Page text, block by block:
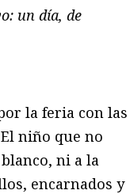
un día, de
la feria con las
niño que no
ni a la
encarnados y